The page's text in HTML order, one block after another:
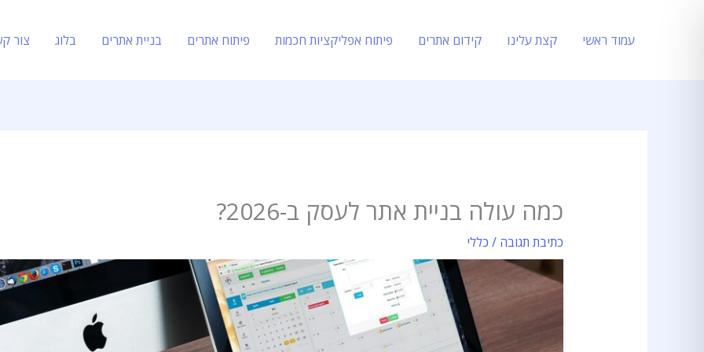
עמוד ראשי קצת עלינו קידום אתרים פיתוח אפליקציות חכמות פיתוח אתרים בניית אתרים בלוג צור
כמה עולה בניית אתר לעסק ב-2026?
כתיבת תגובה / כללי